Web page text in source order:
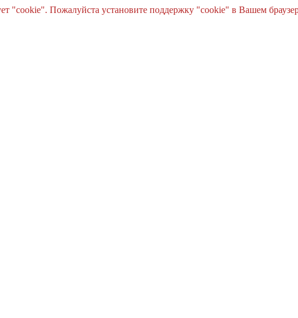
Пожалуйста установите поддержку "cookie" в Вашем браузере